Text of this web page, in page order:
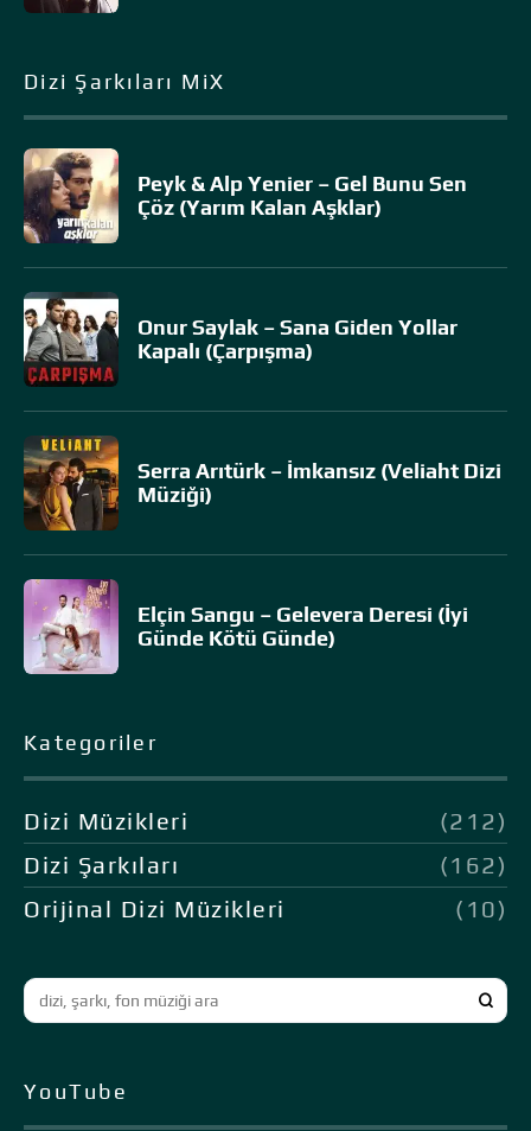
Dizi Şarkıları MiX
Peyk & Alp Yenier – Gel Bunu Sen
Çöz (Yarım Kalan Aşklar)
Onur Saylak – Sana Giden Yollar
Kapalı (Çarpışma)
Serra Arıtürk – İmkansız (Veliaht Dizi
Müziği)
Elçin Sangu – Gelevera Deresi (İyi
Günde Kötü Günde)
Kategoriler
Dizi Müzikleri
(212)
Dizi Şarkıları
(162)
Orijinal Dizi Müzikleri
(10)
YouTube